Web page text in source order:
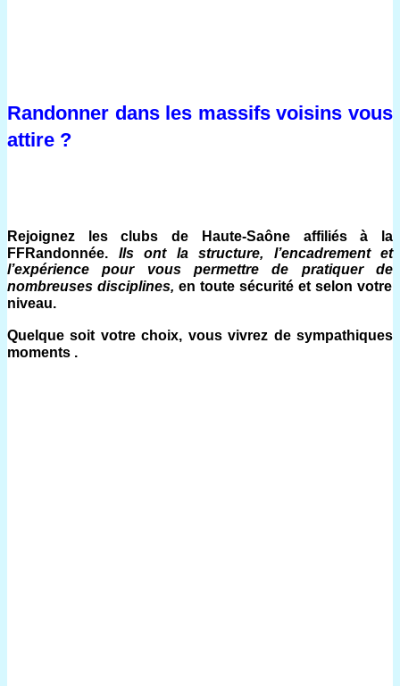
Randonner dans les massifs voisins vous
attire ?
Rejoignez les clubs
de Haute-Saône affiliés à la
FFRandonnée. Ilsont la structure, l’encadrement et
l’expérience pour vous permettre de pratiquerde
nombreuses disciplines, en toute sécurité et selon votre
niveau.
Quelque soit votre choix, vous vivrez de sympathiques
moments .